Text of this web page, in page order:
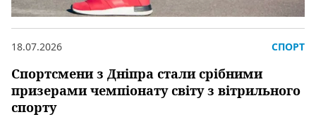
Спортсмени з Дніпра стали срібними
призерами чемпіонату світу з вітрильного
спорту
18.07.2026 СПОРТ